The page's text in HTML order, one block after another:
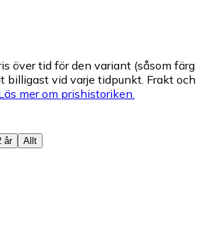
över tid för den variant (såsom färg
billigast vid varje tidpunkt. Frakt och
mer om prishistoriken.
år Allt